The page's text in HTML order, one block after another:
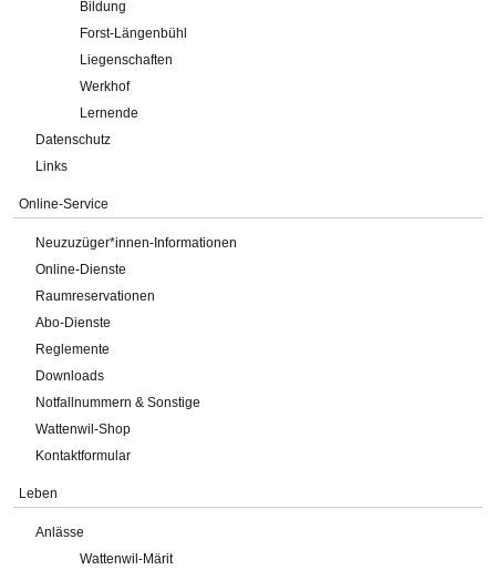
Bildung
Forst-Längenbühl
Liegenschaften
Werkhof
Lernende
Datenschutz
Links
Online-Service
Neuzuzüger*innen-Informationen
Online-Dienste
Raumreservationen
Abo-Dienste
Reglemente
Downloads
Notfallnummern & Sonstige
Wattenwil-Shop
Kontaktformular
Leben
Anlässe
Wattenwil-Märit